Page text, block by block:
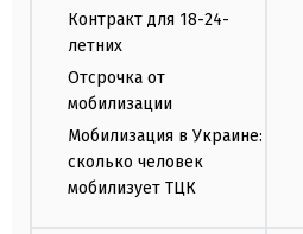
Контракт для 18-24-
летних
Отсрочка от
мобилизации
Мобилизация в Украине:
сколько человек
мобилизует ТЦК